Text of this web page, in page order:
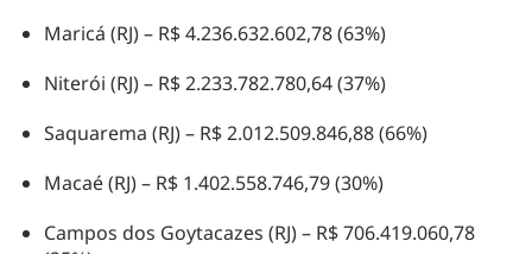
Maricá (RJ) – R$ 4.236.632.602,78 (63%)
Niterói (RJ) – R$ 2.233.782.780,64 (37%)
Saquarema (RJ) – R$ 2.012.509.846,88 (66%)
Macaé (RJ) – R$ 1.402.558.746,79 (30%)
Campos dos Goytacazes (RJ) – R$ 706.419.060,78